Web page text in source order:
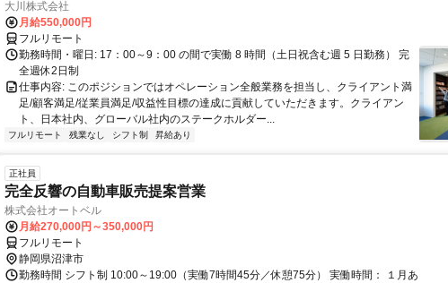
大川株式会社
月給550,000円
フルリモート
勤務時間・曜日: 17：00～9：00 の間で実働 8 時間（土日祝含む週 5 日勤務） 完
全週休2日制
仕事内容: このポジションではオペレーション全般業務を担当し、クライアント満
足/顧客満足/従業員満足/収益性目標の達成に貢献していただきます。クライアン
ト、日本社内、グローバル社内のステークホルダー...
フルリモート 残業なし シフト制 昇給あり
正社員
完全反響の自動車販売提案営業
株式会社オートベル
月給270,000円～350,000円
フルリモート
静岡県沼津市
勤務時間 シフト制 10:00～19:00（実働7時間45分／休憩75分） 実働時間： １月あ